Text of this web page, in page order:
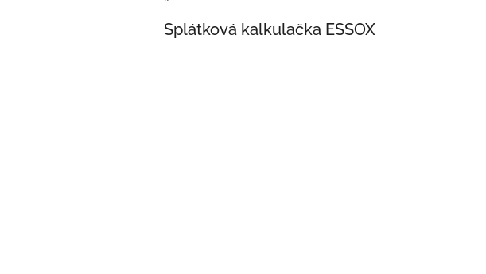
Splátková kalkulačka ESSOX